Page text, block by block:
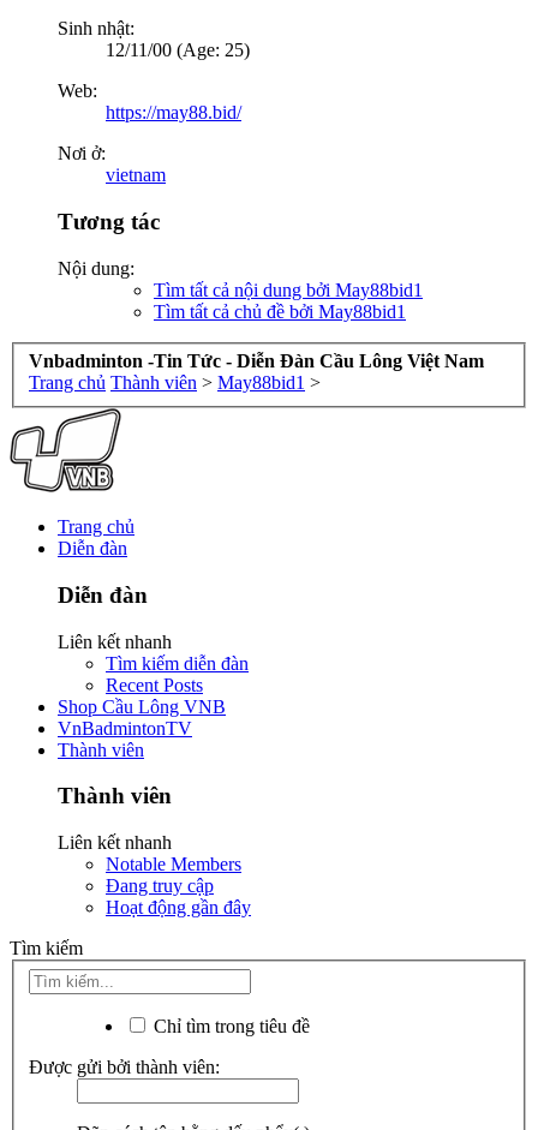
Sinh nhật:
12/11/00 (Age: 25)
Web:
https://may88.bid/
Nơi ở:
vietnam
Tương tác
Nội dung:
Tìm tất cả nội dung bởi May88bid1
Tìm tất cả chủ đề bởi May88bid1
Vnbadminton -Tin Tức - Diễn Đàn Cầu Lông Việt Nam
Trang chủ Thành viên > May88bid1 >
Trang chủ
Diễn đàn
Diễn đàn
Liên kết nhanh
Tìm kiếm diễn đàn
Recent Posts
Shop Cầu Lông VNB
VnBadmintonTV
Thành viên
Thành viên
Liên kết nhanh
Notable Members
Đang truy cập
Hoạt động gần đây
Tìm kiếm
Chỉ tìm trong tiêu đề
Được gửi bởi thành viên: